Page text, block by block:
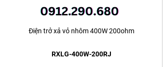
Điện trở xả vỏ nhôm 400W 200ohm
RXLG-400W-200RJ